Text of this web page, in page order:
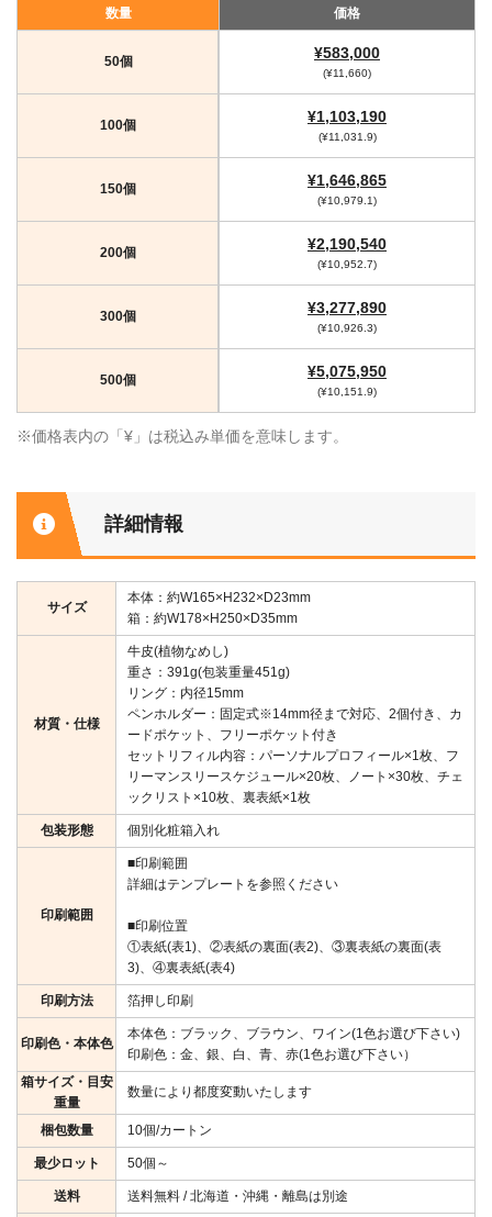
数量 価格
50個 ¥583,000
(¥11,660)
100個 ¥1,103,190
(¥11,031.9)
150個 ¥1,646,865
(¥10,979.1)
200個 ¥2,190,540
(¥10,952.7)
300個 ¥3,277,890
(¥10,926.3)
500個 ¥5,075,950
(¥10,151.9)
※価格表内の「¥」は税込み単価を意味します。
詳細情報
サイズ
本体：約W165×H232×D23mm
箱：約W178×H250×D35mm
材質・仕様
牛皮(植物なめし)
重さ：391g(包装重量451g)
リング：内径15mm
ペンホルダー：固定式※14mm径まで対応、2個付き、カ
ードポケット、フリーポケット付き
セットリフィル内容：パーソナルプロフィール×1枚、フ
リーマンスリースケジュール×20枚、ノート×30枚、チェ
ックリスト×10枚、裏表紙×1枚
包装形態 個別化粧箱入れ
印刷範囲
■印刷範囲
詳細はテンプレートを参照ください
■印刷位置
①表紙(表1)、②表紙の裏面(表2)、③裏表紙の裏面(表
3)、④裏表紙(表4)
印刷方法 箔押し印刷
印刷色・本体色
本体色：ブラック、ブラウン、ワイン(1色お選び下さい)
印刷色：金、銀、白、青、赤(1色お選び下さい）
箱サイズ・目安
重量
数量により都度変動いたします
梱包数量 10個/カートン
最少ロット 50個～
送料 送料無料 / 北海道・沖縄・離島は別途